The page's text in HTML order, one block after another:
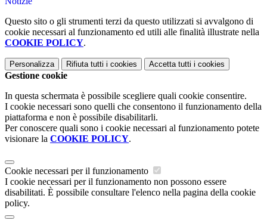
Questo sito o gli strumenti terzi da questo utilizzati si avvalgono di
cookie necessari al funzionamento ed utili alle finalità illustrate nella
COOKIE POLICY.
Personalizza Rifiuta tutti i cookies Accetta tutti i cookies
Gestione cookie
In questa schermata è possibile scegliere quali cookie consentire.
I cookie necessari sono quelli che consentono il funzionamento della
piattaforma e non è possibile disabilitarli.
Per conoscere quali sono i cookie necessari al funzionamento potete
visionare la COOKIE POLICY.
Cookie necessari per il funzionamento
I cookie necessari per il funzionamento non possono essere
disabilitati. È possibile consultare l'elenco nella pagina della cookie
policy.